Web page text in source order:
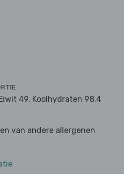
Eiwit 49, Koolhydraten 98.4
van andere allergenen